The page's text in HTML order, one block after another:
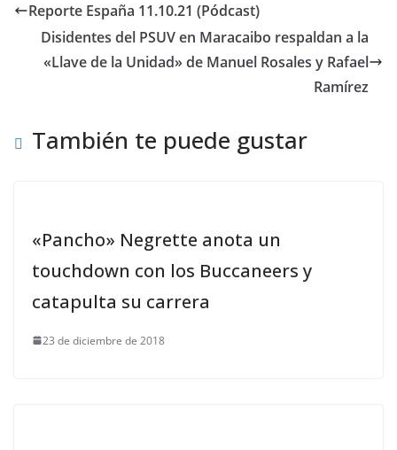
Reporte España 11.10.21 (Pódcast)
Disidentes del PSUV en Maracaibo respaldan a la
«Llave de la Unidad» de Manuel Rosales y Rafael
Ramírez
También te puede gustar
«Pancho» Negrette anota un
touchdown con los Buccaneers y
catapulta su carrera
23 de diciembre de 2018